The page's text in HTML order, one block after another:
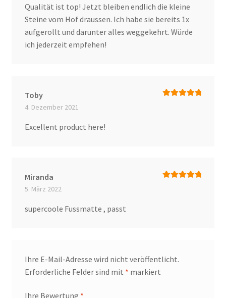
Qualität ist top! Jetzt bleiben endlich die kleine
Steine vom Hof draussen. Ich habe sie bereits 1x
aufgerollt und darunter alles weggekehrt. Würde
ich jederzeit empfehen!
Toby
4. Dezember 2021
Excellent product here!
Miranda
5. März 2022
supercoole Fussmatte , passt
Ihre E-Mail-Adresse wird nicht veröffentlicht.
Erforderliche Felder sind mit * markiert
Ihre Bewertung *